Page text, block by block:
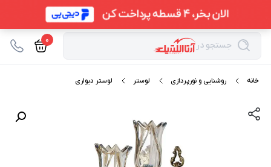
جستجو در 0
خانه روشنایی و نورپردازی لوستر لوستر دیواری